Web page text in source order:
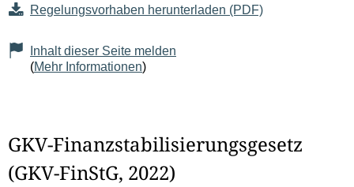
Regelungsvorhaben herunterladen (PDF)
Inhalt dieser Seite melden
(Mehr Informationen)
GKV-Finanzstabilisierungsgesetz
(GKV-FinStG, 2022)